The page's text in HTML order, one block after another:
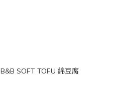
B&B SOFT TOFU 綿豆腐